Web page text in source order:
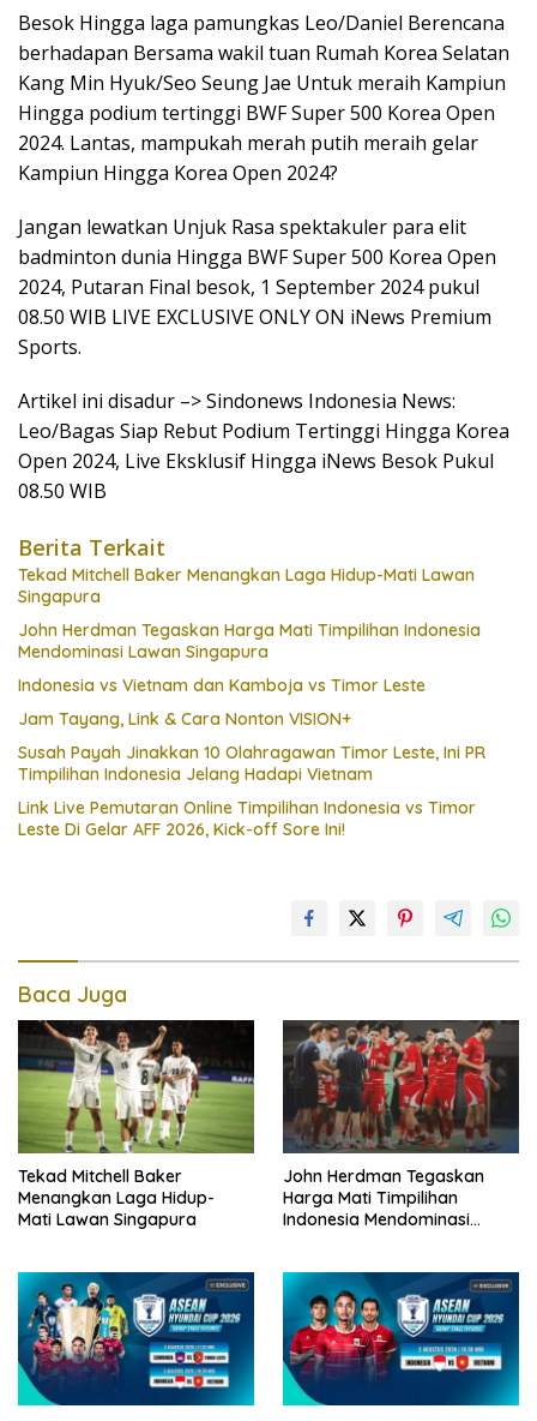
Besok Hingga laga pamungkas Leo/Daniel Berencana
berhadapan Bersama wakil tuan Rumah Korea Selatan
Kang Min Hyuk/Seo Seung Jae Untuk meraih Kampiun
Hingga podium tertinggi BWF Super 500 Korea Open
2024. Lantas, mampukah merah putih meraih gelar
Kampiun Hingga Korea Open 2024?
Jangan lewatkan Unjuk Rasa spektakuler para elit
badminton dunia Hingga BWF Super 500 Korea Open
2024, Putaran Final besok, 1 September 2024 pukul
08.50 WIB LIVE EXCLUSIVE ONLY ON iNews Premium
Sports.
Artikel ini disadur –> Sindonews Indonesia News:
Leo/Bagas Siap Rebut Podium Tertinggi Hingga Korea
Open 2024, Live Eksklusif Hingga iNews Besok Pukul
08.50 WIB
Berita Terkait
Tekad Mitchell Baker Menangkan Laga Hidup-Mati Lawan
Singapura
John Herdman Tegaskan Harga Mati Timpilihan Indonesia
Mendominasi Lawan Singapura
Indonesia vs Vietnam dan Kamboja vs Timor Leste
Jam Tayang, Link & Cara Nonton VISION+
Susah Payah Jinakkan 10 Olahragawan Timor Leste, Ini PR
Timpilihan Indonesia Jelang Hadapi Vietnam
Link Live Pemutaran Online Timpilihan Indonesia vs Timor
Leste Di Gelar AFF 2026, Kick-off Sore Ini!
Baca Juga
Tekad Mitchell Baker
Menangkan Laga Hidup-
Mati Lawan Singapura
John Herdman Tegaskan
Harga Mati Timpilihan
Indonesia Mendominasi